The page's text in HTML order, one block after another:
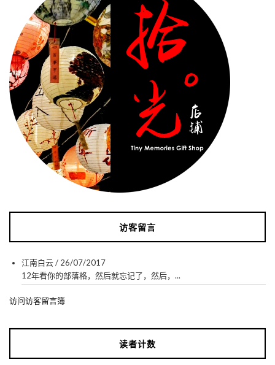
访客留言
江南白云/ 26/07/2017
12年看你的部落格，然后就忘记了，然后，...
访问访客留言簿
读者计数